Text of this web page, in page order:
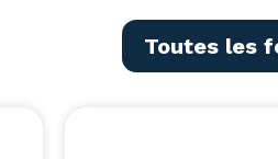
Toutes les